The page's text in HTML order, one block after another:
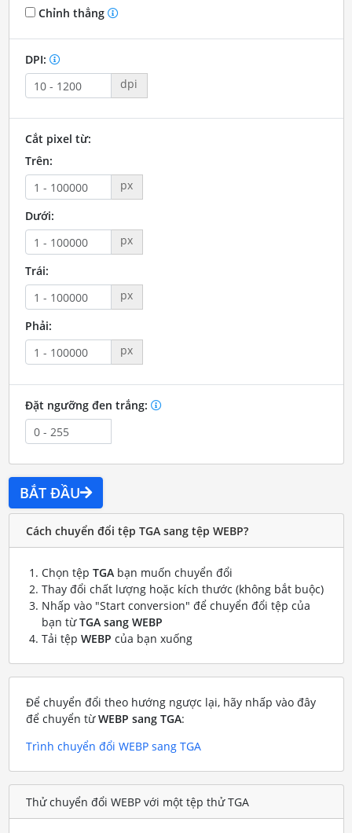
Chỉnh thẳng
DPI:
dpi
Cắt pixel từ:
Trên:
px
Dưới:
px
Trái:
px
Phải:
px
Đặt ngưỡng đen trắng:
BẮT ĐẦU
Cách chuyển đổi tệp TGA sang tệp WEBP?
Chọn tệp TGAbạn muốn chuyển đổi
Thay đổi chất lượng hoặc kích thước (không bắt buộc)
Nhấp vào "Start conversion" để chuyển đổi tệp của
bạn từTGA sang WEBP
Tải tệp WEBP của bạn xuống
Để chuyển đổi theo hướng ngược lại, hãy nhấp vào đây
để chuyển từWEBP sang TGA:
Trình chuyển đổi WEBP sang TGA
Thử chuyển đổi WEBP với một tệp thử TGA